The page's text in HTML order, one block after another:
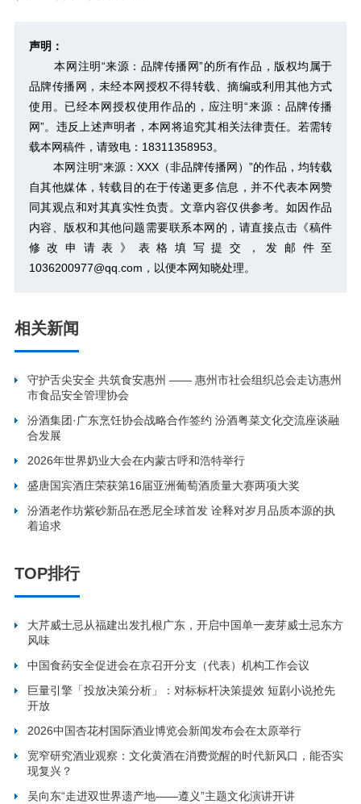
声明：
本网注明“来源：品牌传播网”的所有作品，版权均属于
品牌传播网，未经本网授权不得转载、摘编或利用其他方式
使用。已经本网授权使用作品的，应注明“来源：品牌传播
网”。违反上述声明者，本网将追究其相关法律责任。若需转
载本网稿件，请致电：18311358953。
本网注明“来源：XXX（非品牌传播网）”的作品，均转载
自其他媒体，转载目的在于传递更多信息，并不代表本网赞
同其观点和对其真实性负责。文章内容仅供参考。如因作品
内容、版权和其他问题需要联系本网的，请直接点击 《稿件
修改申请表》 表格填写提交，发邮件至
1036200977@qq.com，以便本网知晓处理。
相关新闻
守护舌尖安全 共筑食安惠州 —— 惠州市社会组织总会走访惠州
市食品安全管理协会
汾酒集团·广东烹饪协会战略合作签约 汾酒粤菜文化交流座谈融
合发展
2026年世界奶业大会在内蒙古呼和浩特举行
盛唐国宾酒庄荣获第16届亚洲葡萄酒质量大赛两项大奖
汾酒老作坊紫砂新品在悉尼全球首发 诠释对岁月品质本源的执
着追求
TOP排行
大芹威士忌从福建出发扎根广东，开启中国单一麦芽威士忌东方
风味
中国食药安全促进会在京召开分支（代表）机构工作会议
巨量引擎「投放决策分析」：对标标杆决策提效 短剧小说抢先
开放
2026中国杏花村国际酒业博览会新闻发布会在太原举行
宽窄研究酒业观察：文化黄酒在消费觉醒的时代新风口，能否实
现复兴？
吴向东“走进双世界遗产地——遵义”主题文化演讲开讲